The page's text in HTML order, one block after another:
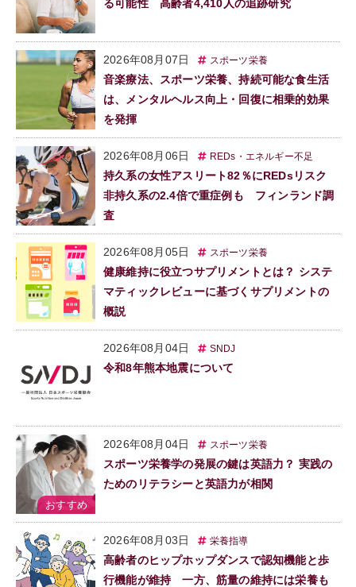
る可能性 高齢者4,410人の追跡研究
2026年08月07日 スポーツ栄養
音楽療法、スポーツ栄養、持続可能な食生活
は、メンタルヘルス向上・回復に相乗的効果
を発揮
2026年08月06日 REDs・エネルギー不足
持久系の女性アスリート82％にREDsリスク
非持久系の2.4倍で重症例も フィンランド調
査
2026年08月05日 スポーツ栄養
健康維持に役立つサプリメントとは？ システ
マティックレビューに基づくサプリメントの
概説
2026年08月04日 SNDJ
令和8年熊本地震について
2026年08月04日 スポーツ栄養
スポーツ栄養学の発展の鍵は英語力？ 実践の
ためのリテラシーと英語力が相関
2026年08月03日 栄養指導
高齢者のヒップホップダンスで認知機能と歩
行機能が維持 一方、筋量の維持には栄養も